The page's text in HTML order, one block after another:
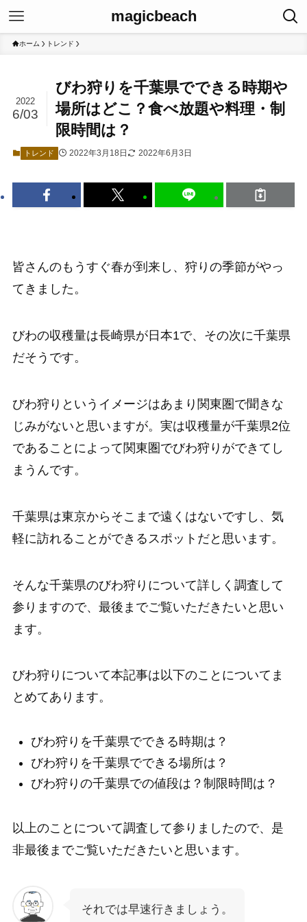
magicbeach
ホーム トレンド
びわ狩りを千葉県でできる時期や
場所はどこ？食べ放題や料理・制
限時間は？
2022
6/03
トレンド 2022年3月18日 2022年6月3日
皆さんのもうすぐ春が到来し、狩りの季節がやっ
てきました。
びわの収穫量は長崎県が日本1で、その次に千葉県
だそうです。
びわ狩りというイメージはあまり関東圏で聞きな
じみがないと思いますが。実は収穫量が千葉県2位
であることによって関東圏でびわ狩りができてし
まうんです。
千葉県は東京からそこまで遠くはないですし、気
軽に訪れることができるスポットだと思います。
そんな千葉県のびわ狩りについて詳しく調査して
参りますので、最後までご覧いただきたいと思い
ます。
びわ狩りについて本記事は以下のことについてま
とめてあります。
びわ狩りを千葉県でできる時期は？
びわ狩りを千葉県でできる場所は？
びわ狩りの千葉県での値段は？制限時間は？
以上のことについて調査して参りましたので、是
非最後までご覧いただきたいと思います。
それでは早速行きましょう。